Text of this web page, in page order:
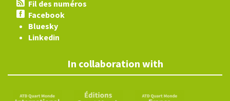
Fil des numéros
Facebook
Bluesky
Linkedin
In collaboration with